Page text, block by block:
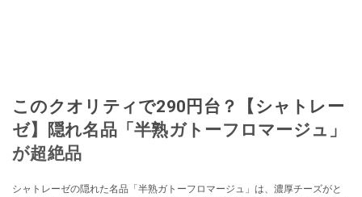
このクオリティで290円台？【シャトレー
ゼ】隠れ名品「半熟ガトーフロマージュ」
が超絶品
シャトレーゼの隠れた名品「半熟ガトーフロマージュ」は、濃厚チーズがと